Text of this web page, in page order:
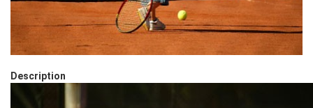
Description